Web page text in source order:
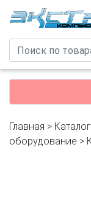
Главная > Каталог
оборудование >